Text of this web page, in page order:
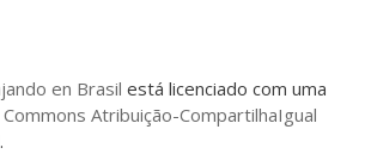
en Brasil está licenciado com uma
Atribuição-CompartilhaIgual
.